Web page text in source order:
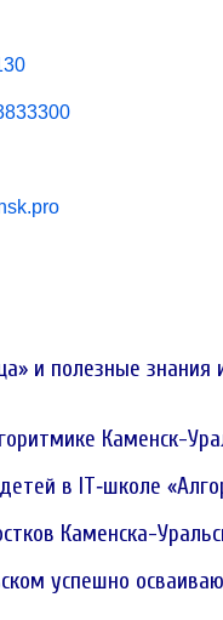
и полезные
Каменск-
в IT‑школе
Каменска-
успешно